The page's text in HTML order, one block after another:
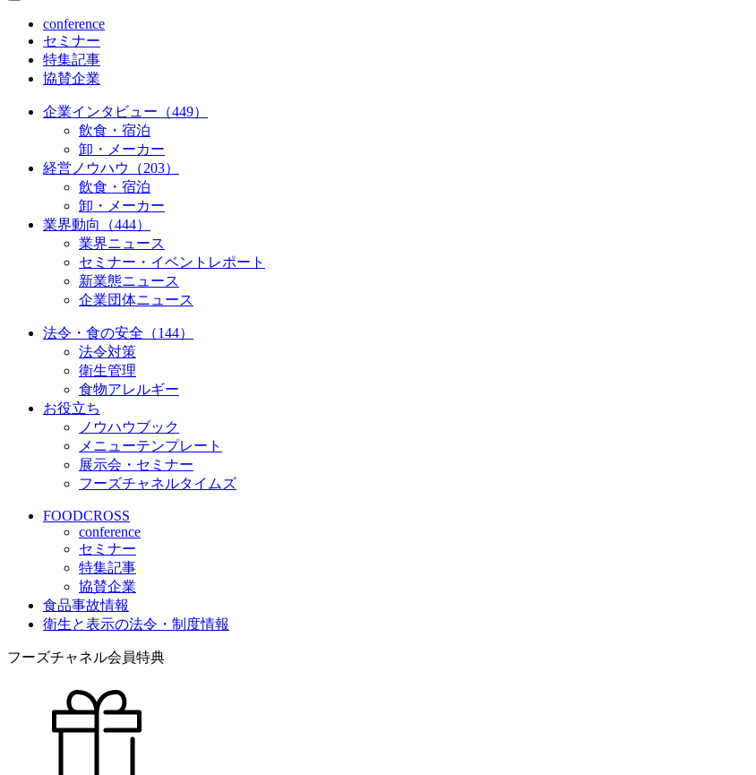
conference
セミナー
特集記事
協賛企業
企業インタビュー（449）
飲食・宿泊
卸・メーカー
経営ノウハウ（203）
飲食・宿泊
卸・メーカー
業界動向（444）
業界ニュース
セミナー・イベントレポート
新業態ニュース
企業団体ニュース
法令・食の安全（144）
法令対策
衛生管理
食物アレルギー
お役立ち
ノウハウブック
メニューテンプレート
展示会・セミナー
フーズチャネルタイムズ
FOODCROSS
conference
セミナー
特集記事
協賛企業
食品事故情報
衛生と表示の法令・制度情報
フーズチャネル会員特典